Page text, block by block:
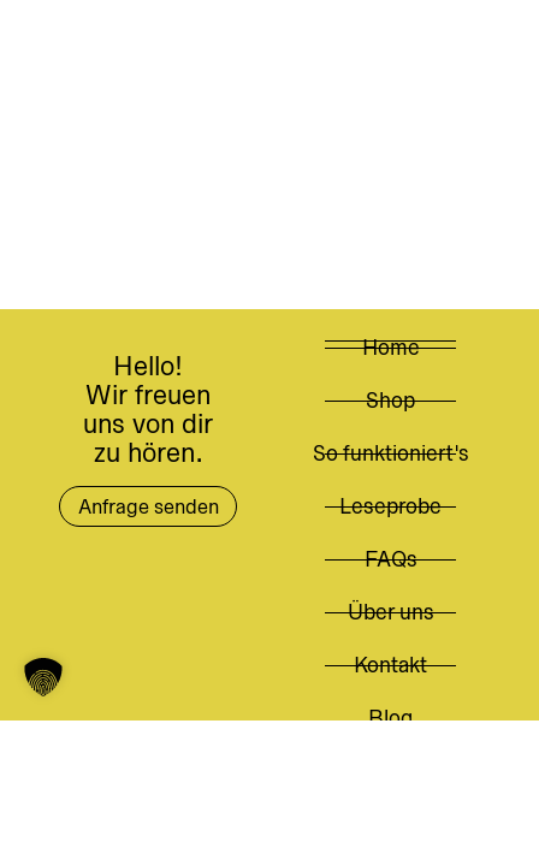
Hello!
Wir freuen
uns von dir
zu hören.
Anfrage senden
Home
Shop
So funktioniert's
Leseprobe
FAQs
Über uns
Kontakt
Blog